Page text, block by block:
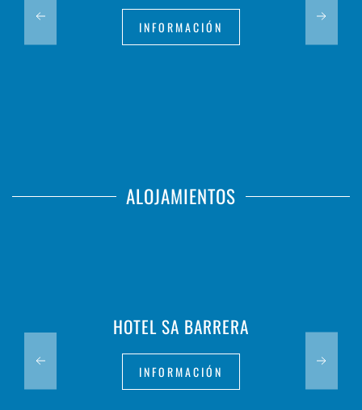
INFORMACIÓN
ALOJAMIENTOS
HOTEL SA BARRERA
INFORMACIÓN